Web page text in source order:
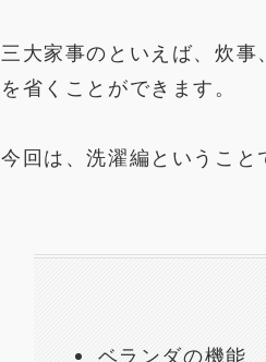
三大家事のといえば、炊事
を省くことができます。
今回は、洗濯編ということ
ベランダの機能